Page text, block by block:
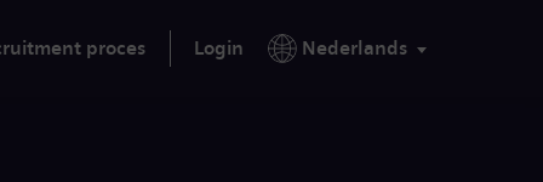
proces Login Nederlands